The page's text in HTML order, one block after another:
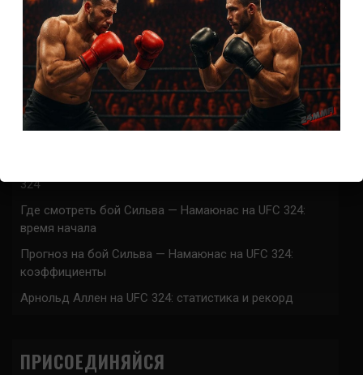
Прогноз на бой О’Мэлли — Ядонг на UFC 324:
коэффициенты
Где смотреть бой Кортес-Акоста — Льюис на UFC 324:
время начала
Прогноз на бой Кортес-Акоста — Льюис на UFC 324:
коэффициенты
324
Где смотреть бой Сильва — Намаюнас на UFC 324:
время начала
Прогноз на бой Сильва — Намаюнас на UFC 324:
коэффициенты
Арнольд Аллен на UFC 324: статистика и рекорд
ПРИСОЕДИНЯЙСЯ